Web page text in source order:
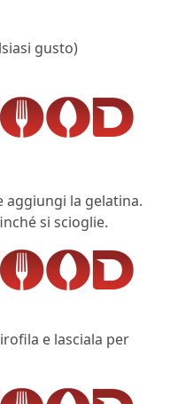
gusto)
aggiungi la gelatina.
si scioglie.
e lasciala per